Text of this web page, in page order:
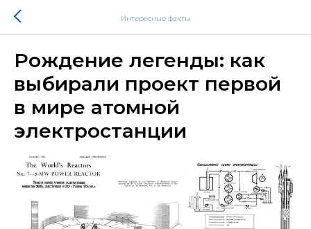
Интересные факты
Рождение легенды: как
выбирали проект первой
в мире атомной
электростанции